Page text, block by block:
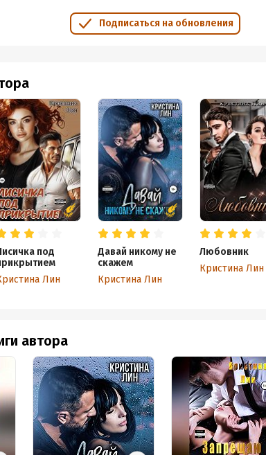
Подписаться на обновления
под
Лин
Давай никому не
скажем
Кристина Лин
Любовник
Кристина Лин
автора